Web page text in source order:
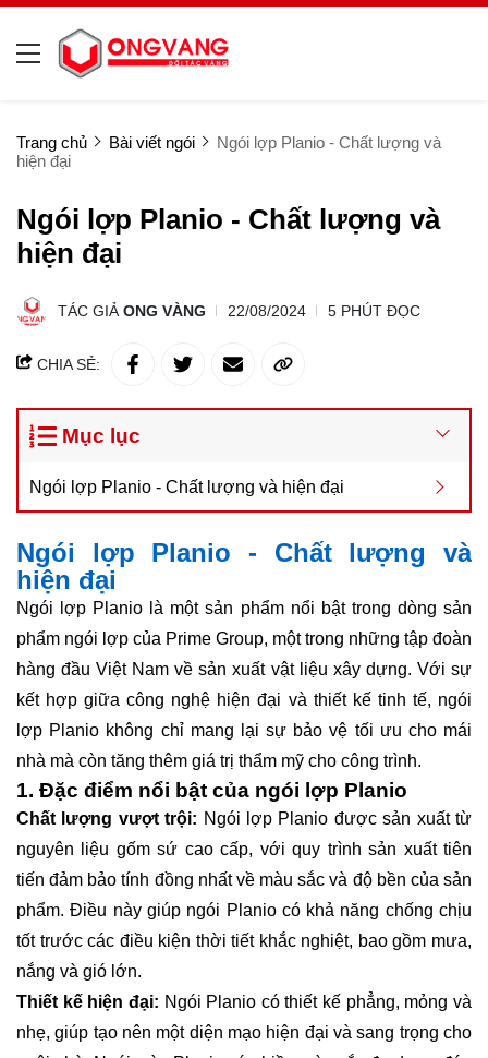
Trang chủ Bài viết ngói
Ngói lợp Planio - Chất lượng và
hiện đại
Ngói lợp Planio - Chất lượng và
hiện đại
TÁC GIẢ ONG VÀNG 22/08/2024 5 PHÚT ĐỌC
CHIA SẺ:
Mục lục
Ngói lợp Planio - Chất lượng và hiện đại
Ngói lợp Planio - Chất lượng và
hiện đại
Ngói lợp Planio là một sản phẩm nổi bật trong dòng sản
phẩm ngói lợp của Prime Group, một trong những tập đoàn
hàng đầu Việt Nam về sản xuất vật liệu xây dựng. Với sự
kết hợp giữa công nghệ hiện đại và thiết kế tinh tế, ngói
lợp Planio không chỉ mang lại sự bảo vệ tối ưu cho mái
nhà mà còn tăng thêm giá trị thẩm mỹ cho công trình.
1. Đặc điểm nổi bật của ngói lợp Planio
Chất lượng vượt trội: Ngói lợp Planio được sản xuất từ
nguyên liệu gốm sứ cao cấp, với quy trình sản xuất tiên
tiến đảm bảo tính đồng nhất về màu sắc và độ bền của sản
phẩm. Điều này giúp ngói Planio có khả năng chống chịu
tốt trước các điều kiện thời tiết khắc nghiệt, bao gồm mưa,
nắng và gió lớn.
Thiết kế hiện đại: Ngói Planio có thiết kế phẳng, mỏng và
nhẹ, giúp tạo nên một diện mạo hiện đại và sang trọng cho